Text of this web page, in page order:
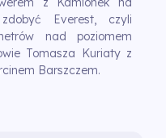
Everest, czyli
nad poziomem
Tomasza Kuriaty z
Barszczem.